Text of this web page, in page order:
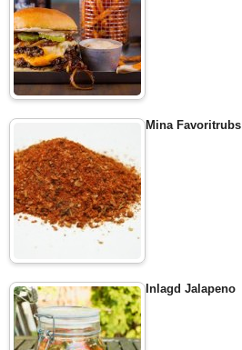
Mina Favoritrubs
Inlagd Jalapeno